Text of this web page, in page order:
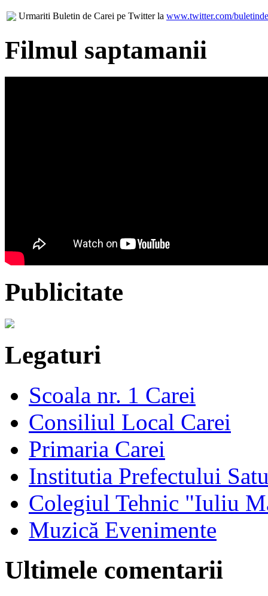
Urmariti Buletin de Carei pe Twitter la www.twitter.com/
Filmul saptamanii
Publicitate
Legaturi
Scoala nr. 1 Carei
Consiliul Local Carei
Primaria Carei
Institutia Prefectului
Colegiul Tehnic "Iuliu
Muzică Evenimente
Ultimele comentarii